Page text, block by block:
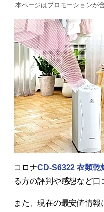
本ページはプロモーションが
コロナCD-S6322 衣類乾
る方の評判や感想など口
また、現在の最安値情報